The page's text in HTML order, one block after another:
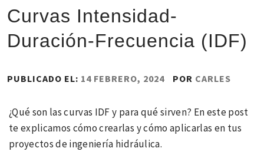
Curvas Intensidad-
Duración-Frecuencia (IDF)
PUBLICADO EL: 14 FEBRERO, 2024 POR CARLES
¿Qué son las curvas IDF y para qué sirven? En este post
te explicamos cómo crearlas y cómo aplicarlas en tus
proyectos de ingeniería hidráulica.